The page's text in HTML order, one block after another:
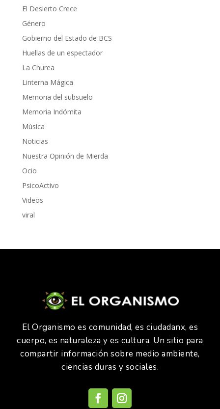
El Desierto Crece
Género
Gobierno del Estado de BCS
Huellas de un espectador
La Churea
Linterna Mágica
Memoria del subsuelo
Memoria Indómita
Música
Noticias
Nuestra Opinión de Mierda
Ocio
PsicoActivo
Videos
viral
El Organismo es comunidad, es ciudadanx, es
cuerpo, es naturaleza y es cultura. Un sitio para
compartir información sobre medio ambiente,
ciencias duras y sociales.